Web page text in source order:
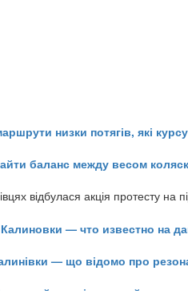
низки потягів, які
баланс между весом
відбулася акція протесту на
— что известно на
— що відомо про